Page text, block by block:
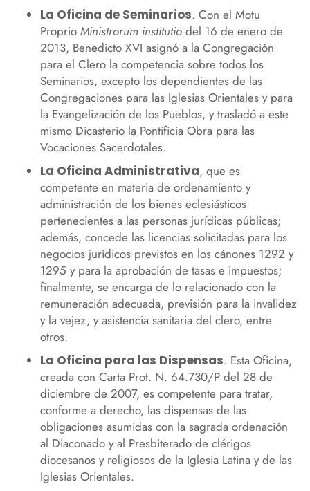
La Oficina de Seminarios. Con el Motu
Proprio Ministrorum institutiodel 16 de enero de
2013, Benedicto XVI asignó a la Congregación
para el Clero la competencia sobre todos los
Seminarios, excepto los dependientes de las
Congregaciones para las Iglesias Orientales y para
la Evangelización de los Pueblos, y trasladó a este
mismo Dicasterio la Pontificia Obra para las
Vocaciones Sacerdotales.
La Oficina Administrativa, que es
competente en materia de ordenamiento y
administración de los bienes eclesiásticos
pertenecientes a las personas jurídicas públicas;
además, concede las licencias solicitadas para los
negocios jurídicos previstos en los cánones 1292 y
1295 y para la aprobación de tasas e impuestos;
finalmente, se encarga de lo relacionado con la
remuneración adecuada, previsión para la invalidez
y la vejez, y asistencia sanitaria del clero, entre
otros.
La Oficina para las Dispensas. Esta Oficina,
creada con Carta Prot. N. 64.730/P del 28 de
diciembre de 2007, es competente para tratar,
conforme a derecho, las dispensas de las
obligaciones asumidas con la sagrada ordenación
al Diaconado y al Presbiterado de clérigos
diocesanos y religiosos de la Iglesia Latina y de las
Iglesias Orientales.